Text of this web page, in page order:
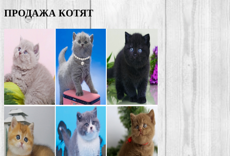
ПРОДАЖА КОТЯТ